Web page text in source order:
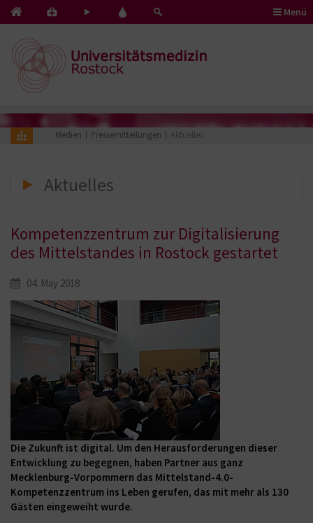
Kontakt
Notfälle
Pflege
Herz
Blut
Menü
Medien Pressemitteilungen Aktuelles
Aktuelles
Kompetenzzentrum zur Digitalisierung
des Mittelstandes in Rostock gestartet
04. May 2018
Die Zukunft ist digital. Um den Herausforderungen dieser
Entwicklung zu begegnen, haben Partner aus ganz
Mecklenburg-Vorpommern das Mittelstand-4.0-
Kompetenzzentrum ins Leben gerufen, das mit mehr als 130
Gästen eingeweiht wurde.